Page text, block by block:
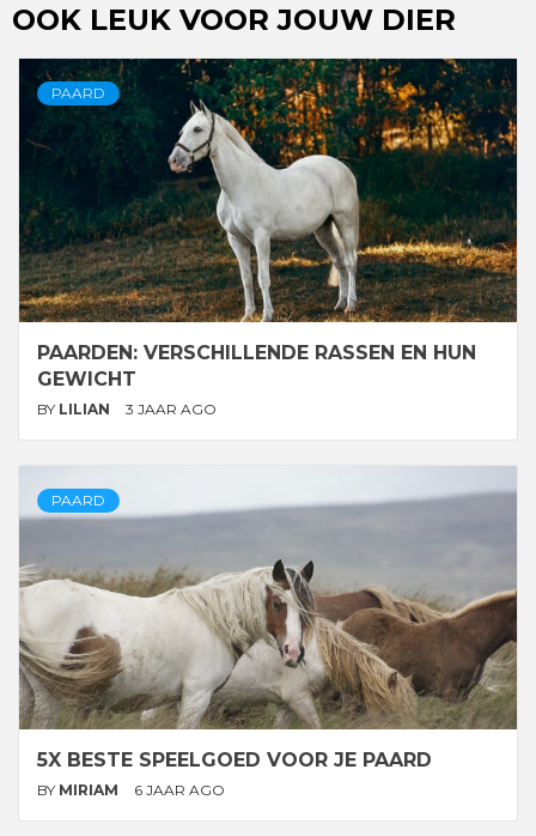
OOK LEUK VOOR JOUW DIER
PAARD
PAARDEN: VERSCHILLENDE RASSEN EN HUN
GEWICHT
BY LILIAN 3 JAAR AGO
PAARD
5X BESTE SPEELGOED VOOR JE PAARD
BY MIRIAM 6 JAAR AGO